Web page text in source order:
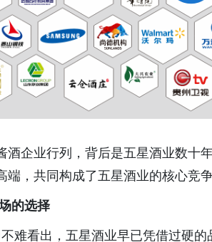
酒企业行列，背后是五星酒业数十
端，共同构成了五星酒业的核心竞
的选择
难看出，五星酒业早已凭借过硬